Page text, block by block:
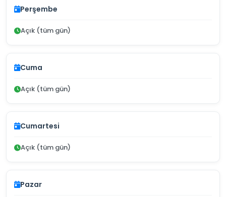
Perşembe
Açık (tüm gün)
Cuma
Açık (tüm gün)
Cumartesi
Açık (tüm gün)
Pazar